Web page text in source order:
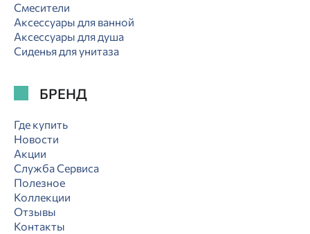
Смесители
Аксессуары для ванной
Аксессуары для душа
Сиденья для унитаза
БРЕНД
Где купить
Новости
Акции
Служба Сервиса
Полезное
Коллекции
Отзывы
Контакты